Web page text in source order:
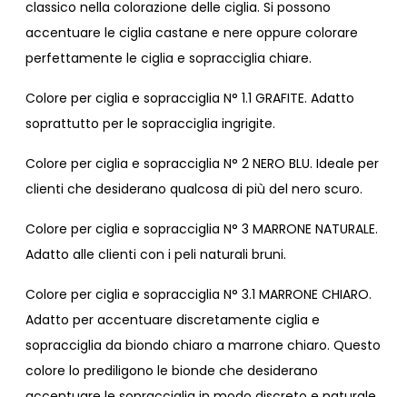
classico nella colorazione delle ciglia. Si possono
accentuare le ciglia castane e nere oppure colorare
perfettamente le ciglia e sopracciglia chiare.
Colore per ciglia e sopracciglia N° 1.1 GRAFITE. Adatto
soprattutto per le sopracciglia ingrigite.
Colore per ciglia e sopracciglia N° 2 NERO BLU. Ideale per
clienti che desiderano qualcosa di più del nero scuro.
Colore per ciglia e sopracciglia N° 3 MARRONE NATURALE.
Adatto alle clienti con i peli naturali bruni.
Colore per ciglia e sopracciglia N° 3.1 MARRONE CHIARO.
Adatto per accentuare discretamente ciglia e
sopracciglia da biondo chiaro a marrone chiaro. Questo
colore lo prediligono le bionde che desiderano